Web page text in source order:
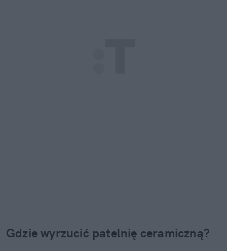
Gdzie wyrzucić patelnię ceramiczną?